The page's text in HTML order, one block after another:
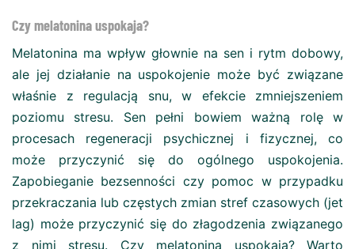
Czy melatonina uspokaja?
Melatonina ma wpływ głownie na sen i rytm dobowy,
ale jej działanie na uspokojenie może być związane
właśnie z regulacją snu, w efekcie zmniejszeniem
poziomu stresu. Sen pełni bowiem ważną rolę w
procesach regeneracji psychicznej i fizycznej, co
może przyczynić się do ogólnego uspokojenia.
Zapobieganie bezsenności czy pomoc w przypadku
przekraczania lub częstych zmian stref czasowych (jet
lag) może przyczynić się do złagodzenia związanego
z nimi stresu. Czy melatonina uspokaja? Warto